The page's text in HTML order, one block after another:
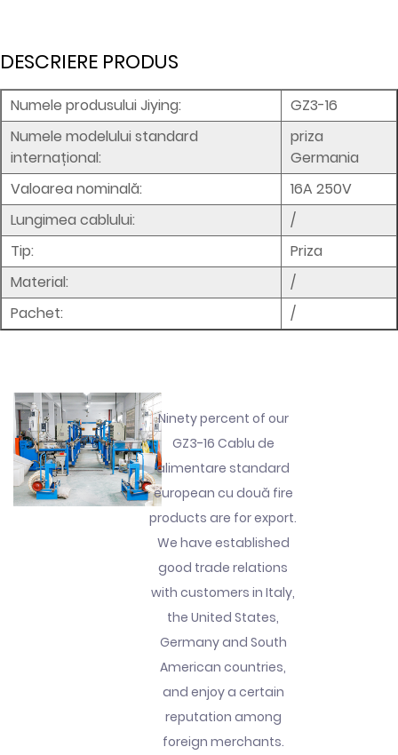
DESCRIERE PRODUS
Numele produsului Jiying:
GZ3-16
Numele modelului standard
internațional:
priza
Germania
Valoarea nominală:
16A 250V
Lungimea cablului:
/
Tip:
Priza
Material:
/
Pachet:
/
Ninety percent of our
GZ3-16 Cablu de
alimentare standard
european cu două fire
products are for export.
We have established
good trade relations
with customers in Italy,
the United States,
Germany and South
American countries,
and enjoy a certain
reputation among
foreign merchants.